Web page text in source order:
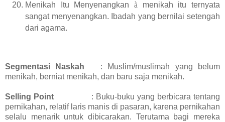
Menikah Itu Menyenangkan à menikah itu ternyata
sangat menyenangkan. Ibadah yang bernilai setengah
dari agama.
Segmentasi Naskah
: Muslim/muslimah yang belum
menikah, berniat menikah, dan baru saja menikah.
Selling Point
: Buku-buku yang berbicara tentang
pernikahan, relatif laris manis di pasaran, karena pernikahan
selalu menarik untuk dibicarakan. Terutama bagi mereka